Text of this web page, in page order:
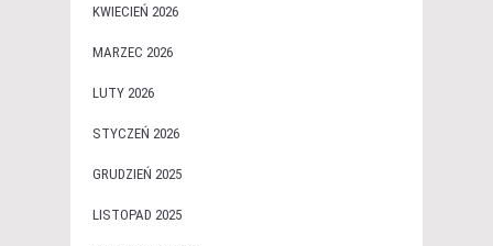
KWIECIEŃ 2026
MARZEC 2026
LUTY 2026
STYCZEŃ 2026
GRUDZIEŃ 2025
LISTOPAD 2025